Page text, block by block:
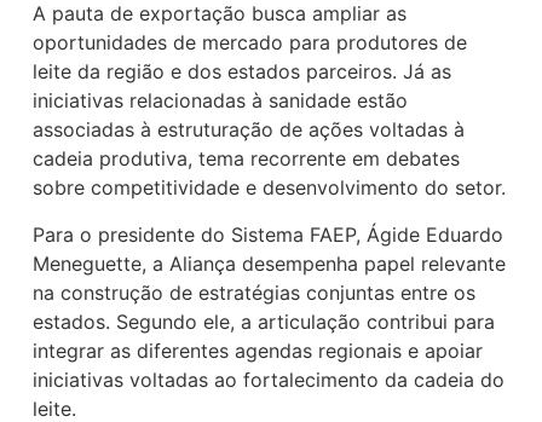
A pauta de exportação busca ampliar as
oportunidades de mercado para produtores de
leite da região e dos estados parceiros. Já as
iniciativas relacionadas à sanidade estão
associadas à estruturação de ações voltadas à
cadeia produtiva, tema recorrente em debates
sobre competitividade e desenvolvimento do setor.
Para o presidente do Sistema FAEP, Ágide Eduardo
Meneguette, a Aliança desempenha papel relevante
na construção de estratégias conjuntas entre os
estados. Segundo ele, a articulação contribui para
integrar as diferentes agendas regionais e apoiar
iniciativas voltadas ao fortalecimento da cadeia do
leite.